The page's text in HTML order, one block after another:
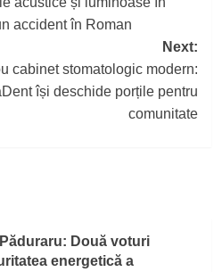
accident în Roman
Next:
cabinet stomatologic modern:
își deschide porțile pentru
comunitate
Două voturi
energetică a